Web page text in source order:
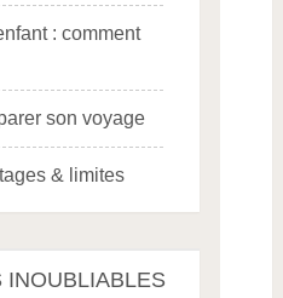
: comment
son voyage
& limites
INOUBLIABLES